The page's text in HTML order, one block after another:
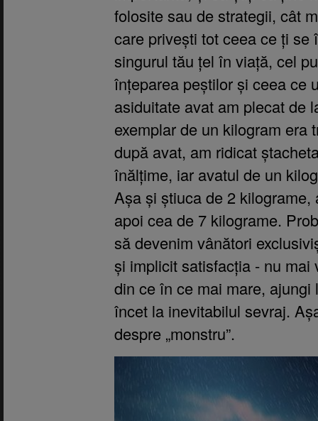
folosite sau de strategii, cât
care privești tot ceea ce ți se
singurul tău țel în viață, cel
înțeparea peștilor și ceea ce
asiduitate avat am plecat de
exemplar de un kilogram era
după avat, am ridicat
înălțime, iar avatul de un
Așa și știuca de 2
apoi cea de 7 kilograme.
să devenim vânători
și implicit satisfacția - nu
din ce în ce mai mare,
încet la inevitabilul sevraj.
despre „monstru”.